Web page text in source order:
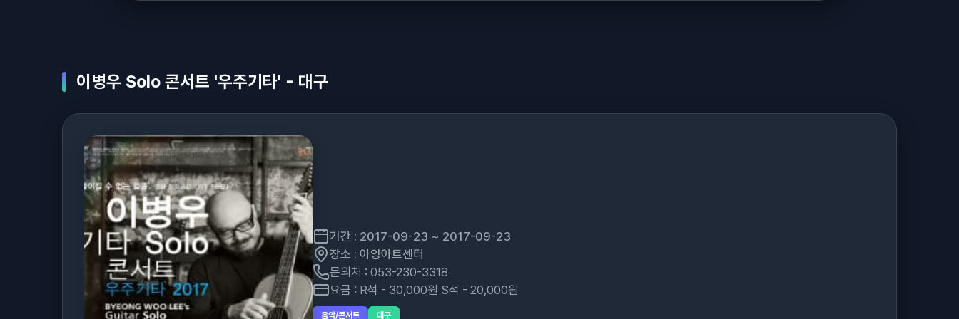
이병우 Solo 콘서트 '우주기타' - 대구
기간 : 2017-09-23 ~ 2017-09-23
장소 : 아양아트센터
문의처 : 053-230-3318
요금 : R석 - 30,000원 S석 - 20,000원
음악/콘서트 대구